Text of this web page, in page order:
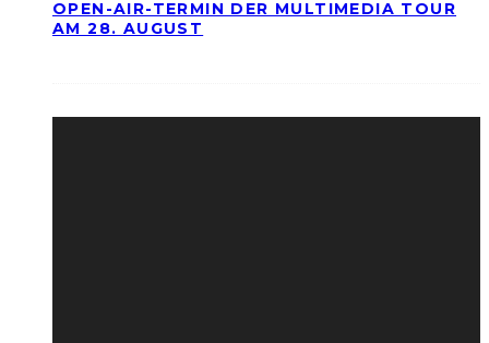
OPEN-AIR-TERMIN DER MULTIMEDIA TOUR
AM 28. AUGUST